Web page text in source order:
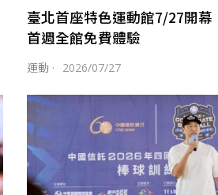
臺北首座特色運動館7/27開幕
首週全館免費體驗
運動 · 2026/07/27